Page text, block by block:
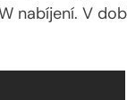
nabíjení. V